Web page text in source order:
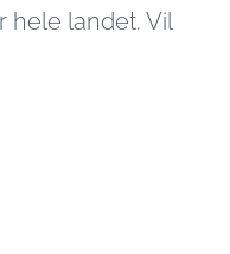
hele landet. Vil